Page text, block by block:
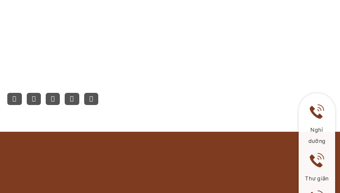
Nghỉ
dưỡng
Thư giãn